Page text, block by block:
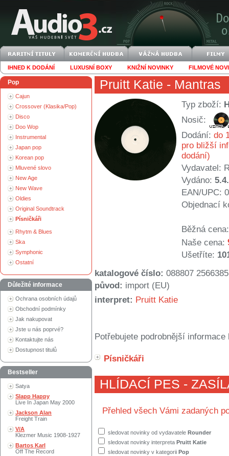
IHNED K DODÁNÍ LUXUSNÍ BOXY KNIŽNÍ NOVINKY FILMOVÉ
Pop
Cajun
Crossover (Klasika/Pop)
Disco
Doo Wop
Instrumental
Japan pop
Korean pop
Mluvené slovo
New Age
New Wave
Oldies
Original Soundtrack
Písničkáři
Rhytm & Blues
Ska
Symphonic
Ostatní
Důležité informace
Ochrana osobních údajů
Obchodní podmínky
Jak nakupovat
Jste u nás poprvé?
Kontaktujte nás
Dostupnost titulů
Bestseller
Satya
Slapp Happy
Live In Japan May 2000
Jackson Alan
Freight Train
V/A
Klezmer Music 1908-1927
Bartos Karl
Off The Record
Pruitt Katie - Mantras
Typ zboží:
Nosič:
Dodání: do
pro bližší
dodání)
Vydavatel:
Vydáno:
EAN/UPC:
Objednací
Běžná cena:
Naše cena:
Ušetříte:
katalogové číslo: 088807 2566385
původ: import (EU)
interpret: Pruitt Katie
Potřebujete podrobnější
Písničkáři
HLÍDACÍ PES -
Přehled všech Vámi zadaných
sledovat novinky od vydavatele Rounder
sledovat novinky interpreta Pruitt Katie
sledovat novinky v kategorii Pop